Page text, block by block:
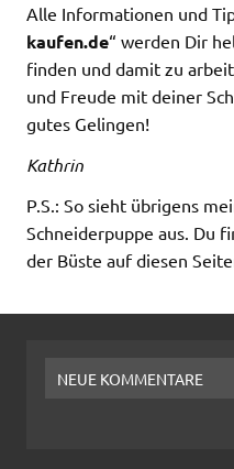
Alle Informationen und
kaufen.de“ werden Dir
finden und damit zu
und Freude mit deiner
gutes Gelingen!
Kathrin
P.S.: So sieht übrigens
Schneiderpuppe aus. Du
der Büste auf diesen
NEUE KOMMENTARE